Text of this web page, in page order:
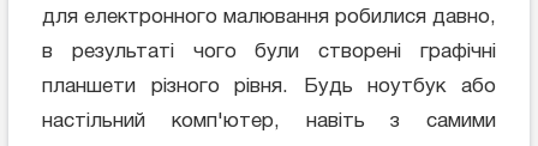
для електронного малювання робилися давно,
в результаті чого були створені графічні
планшети різного рівня. Будь ноутбук або
настільний комп'ютер, навіть з самими